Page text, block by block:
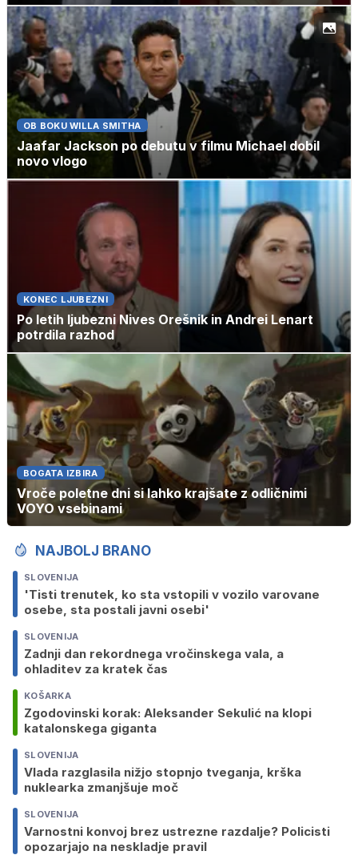
OB BOKU WILLA SMITHA
Jaafar Jackson po debutu v filmu Michael dobil
novo vlogo
KONEC LJUBEZNI
Po letih ljubezni Nives Orešnik in Andrei Lenart
potrdila razhod
BOGATA IZBIRA
Vroče poletne dni si lahko krajšate z odličnimi
VOYO vsebinami
NAJBOLJ BRANO
SLOVENIJA
'Tisti trenutek, ko sta vstopili v vozilo varovane
osebe, sta postali javni osebi'
SLOVENIJA
Zadnji dan rekordnega vročinskega vala, a
ohladitev za kratek čas
KOŠARKA
Zgodovinski korak: Aleksander Sekulić na klopi
katalonskega giganta
SLOVENIJA
Vlada razglasila nižjo stopnjo tveganja, krška
nuklearka zmanjšuje moč
SLOVENIJA
Varnostni konvoj brez ustrezne razdalje? Policisti
opozarjajo na neskladje pravil